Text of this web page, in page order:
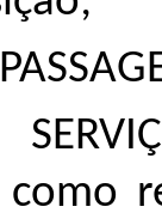
como